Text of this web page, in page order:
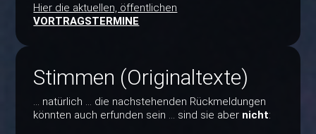
Hier die aktuellen, öffentlichen
VORTRAGSTERMINE
Stimmen (Originaltexte)
... natürlich ... die nachstehenden Rückmeldungen
könnten auch erfunden sein ... sind sie aber nicht: